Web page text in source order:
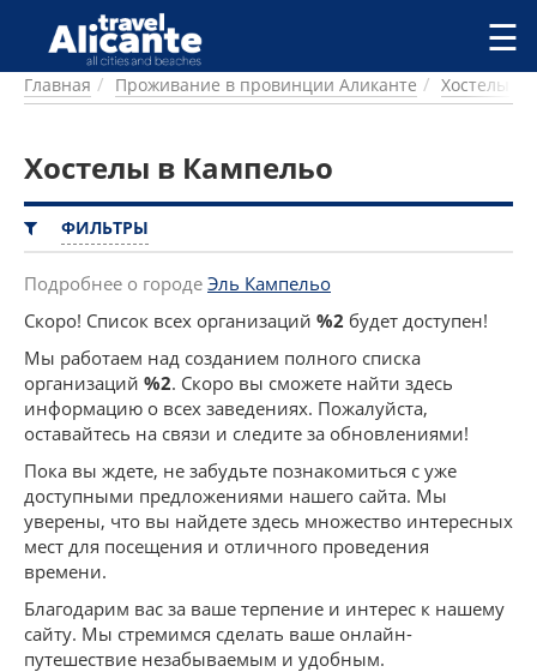
Перейти к основному содержанию
ГОРОДА
ПИТАНИЕ
ПЛЯЖИ
ДОСТОПРИМЕЧАТЕЛЬНОСТИ
КЕМПИНГ
КОМАРКИ (РАЙОНЫ)
РЕЦЕПТЫ
ПРЕДЛОЖЕНИЯ
СТАТЬИ
УСЛУГИ
☰
Главная Проживание в провинции Аликанте Хостелы
Хостелы в Кампельо
ФИЛЬТРЫ
Подробнее о городе Эль Кампельо
Скоро! Список всех организаций %2 будет доступен!
Мы работаем над созданием полного списка
организаций %2. Скоро вы сможете найти здесь
информацию о всех заведениях. Пожалуйста,
оставайтесь на связи и следите за обновлениями!
Пока вы ждете, не забудьте познакомиться с уже
доступными предложениями нашего сайта. Мы
уверены, что вы найдете здесь множество интересных
мест для посещения и отличного проведения
времени.
Благодарим вас за ваше терпение и интерес к нашему
сайту. Мы стремимся сделать ваше онлайн-
путешествие незабываемым и удобным.